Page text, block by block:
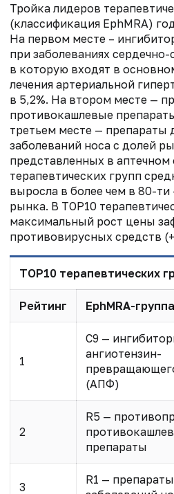
Тройка лидеров
(классификация EphMRA)
На первом месте –
при заболеваниях
в которую входят в
лечения артериальной
в 5,2%. На втором месте —
противокашлевые
третьем месте — препараты
заболеваний носа с долей
представленных в аптечном
терапевтических групп
выросла в более чем в 80-ти
рынка. В ТОР10
максимальный рост цены
противовирусных средств
ТОР10 терапевтических
Рейтинг EphMRA-
1
C9 —
ангиотензин-
(АПФ)
2
R5 —
препараты
3
R1 —